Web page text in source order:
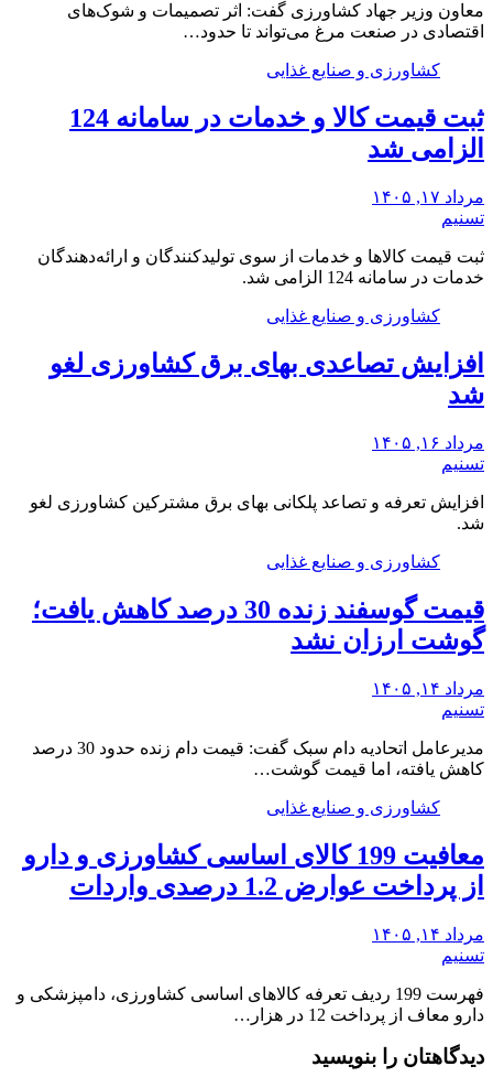
معاون وزیر جهاد کشاورزی گفت: اثر تصمیمات و شوک‌های
اقتصادی در صنعت مرغ می‌تواند تا حدود…
کشاورزی و صنایع غذایی
ثبت قیمت کالا و خدمات در سامانه 124
الزامی شد
مرداد ۱۷, ۱۴۰۵
تسنیم
ثبت قیمت کالاها و خدمات از سوی تولیدکنندگان و ارائه‌دهندگان
خدمات در سامانه 124 الزامی شد.
کشاورزی و صنایع غذایی
افزایش تصاعدی بهای برق کشاورزی لغو
شد
مرداد ۱۶, ۱۴۰۵
تسنیم
افزایش تعرفه و تصاعد پلکانی بهای برق مشترکین کشاورزی لغو
شد.
کشاورزی و صنایع غذایی
قیمت گوسفند زنده 30 درصد کاهش یافت؛
گوشت ارزان نشد
مرداد ۱۴, ۱۴۰۵
تسنیم
مدیرعامل اتحادیه دام سبک گفت: قیمت دام زنده حدود 30 درصد
کاهش یافته، اما قیمت گوشت…
کشاورزی و صنایع غذایی
معافیت 199 کالای اساسی کشاورزی و دارو
از پرداخت عوارض 1.2 درصدی واردات
مرداد ۱۴, ۱۴۰۵
تسنیم
فهرست 199 ردیف تعرفه کالاهای اساسی کشاورزی، دامپزشکی و
دارو معاف از پرداخت 12 در هزار…
دیدگاهتان را بنویسید